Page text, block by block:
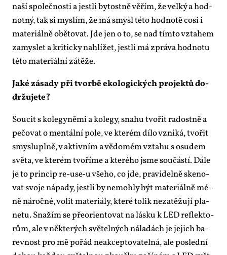
na­ší spo­leč­nos­ti a jest­li by­tost­ně vě­řím, že vel­ký a hod­
not­ný, tak si mys­lím, že má smy­sl té­to hod­no­tě co­si i
ma­te­ri­ál­ně obě­to­vat. Jde jen o to, se nad tím­to vzta­hem
za­mys­let a kri­tic­ky na­hlí­žet, jest­li má zprá­va hod­no­tu
té­to ma­te­ri­ál­ní zá­tě­že.
Ja­ké zá­sa­dy při tvor­bě eko­lo­gic­kých pro­jek­tů do­
dr­žu­je­te?
Sou­cit s ko­le­gy­ně­mi a ko­le­gy, sna­hu tvo­řit ra­dost­ně a
pe­čo­vat o men­tál­ní po­le, ve kte­rém dí­lo vzni­ká, tvo­řit
smys­lu­pl­ně, v ak­tiv­ním a vě­do­mém vzta­hu s osu­dem
svě­ta, ve kte­rém tvo­ří­me a kte­ré­ho jsme sou­čás­tí. Dá­le
je to prin­cip re-use‑u vše­ho, co jde, pra­vi­del­ně ske­no­
vat svo­je ná­pa­dy, jest­li by ne­moh­ly být ma­te­ri­ál­ně mé­
ně ná­roč­né, vo­lit ma­te­ri­á­ly, kte­ré to­lik ne­za­tě­žu­jí pla­
ne­tu. Sna­žím se pře­ori­en­to­vat na lás­ku k LED re­flek­to­
rům, ale v ně­kte­rých svě­tel­ných ná­la­dách je je­jich ba­
rev­nost pro mě po­řád ne­ak­cep­to­va­tel­ná, ale po­sled­ní